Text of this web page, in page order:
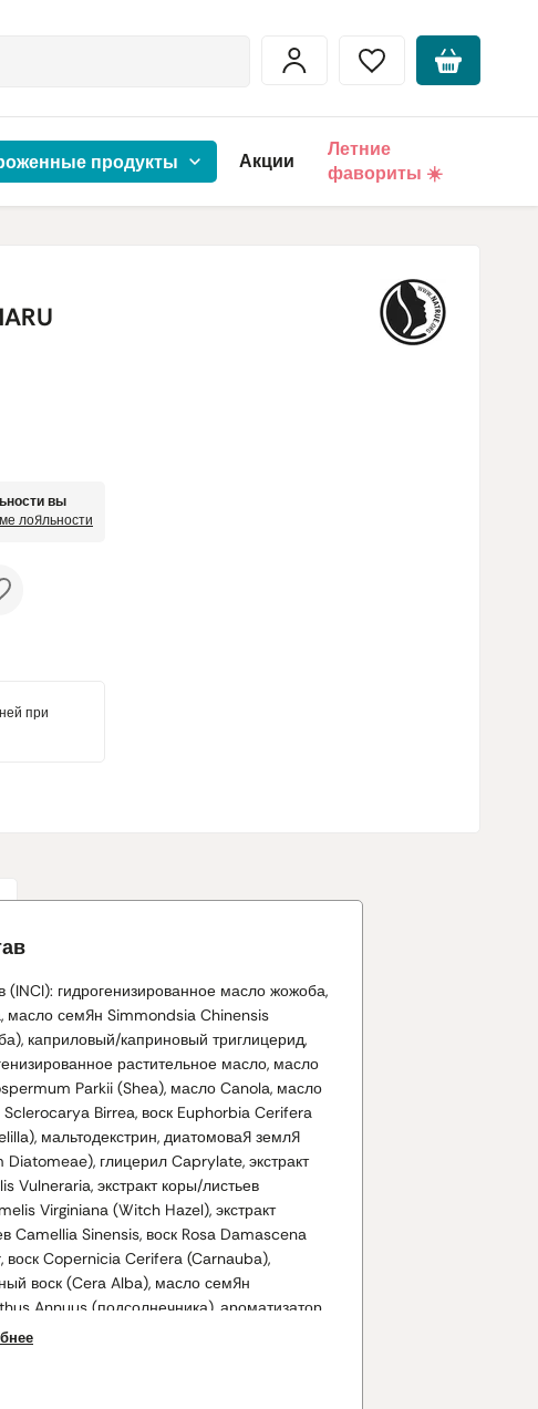
продукты Акции
Летние
фавориты ☀️
вы
лояльности
при
(INCI): гидрогенизированное масло жожоба,
масло семян Simmondsia Chinensis
каприловый/каприновый триглицерид,
растительное масло, масло
Parkii (Shea), масло Canola, масло
Birrea, воск Euphorbia Cerifera
мальтодекстрин, диатомовая земля
Diatomeae), глицерил Caprylate, экстракт
Vulneraria, экстракт коры/листьев
Virginiana (Witch Hazel), экстракт
Camellia Sinensis, воск Rosa Damascena
воск Copernicia Cerifera (Carnauba),
воск (Cera Alba), масло семян
Annuus (подсолнечника), ароматизатор
цитронеллол*, гераниол*, линалоол*,